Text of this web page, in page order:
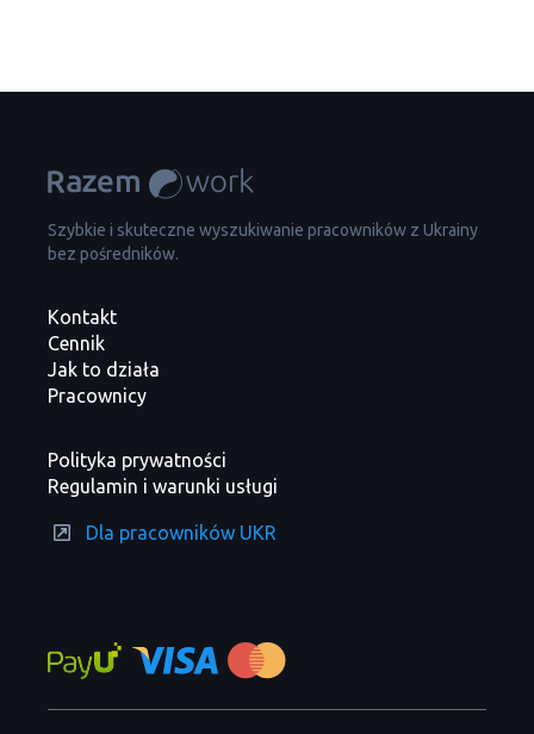
Szybkie i skuteczne wyszukiwanie pracowników z Ukrainy
bez pośredników.
Kontakt
Cennik
Jak to działa
Pracownicy
Polityka prywatności
Regulamin i warunki usługi
Dla pracowników UKR